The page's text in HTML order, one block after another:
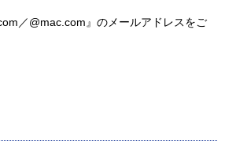
／@mac.com』のメールアドレスをご